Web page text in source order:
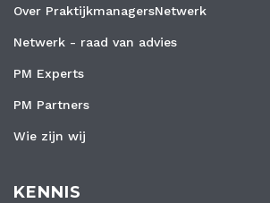
Over PraktijkmanagersNetwerk
Netwerk - raad van advies
PM Experts
PM Partners
Wie zijn wij
KENNIS